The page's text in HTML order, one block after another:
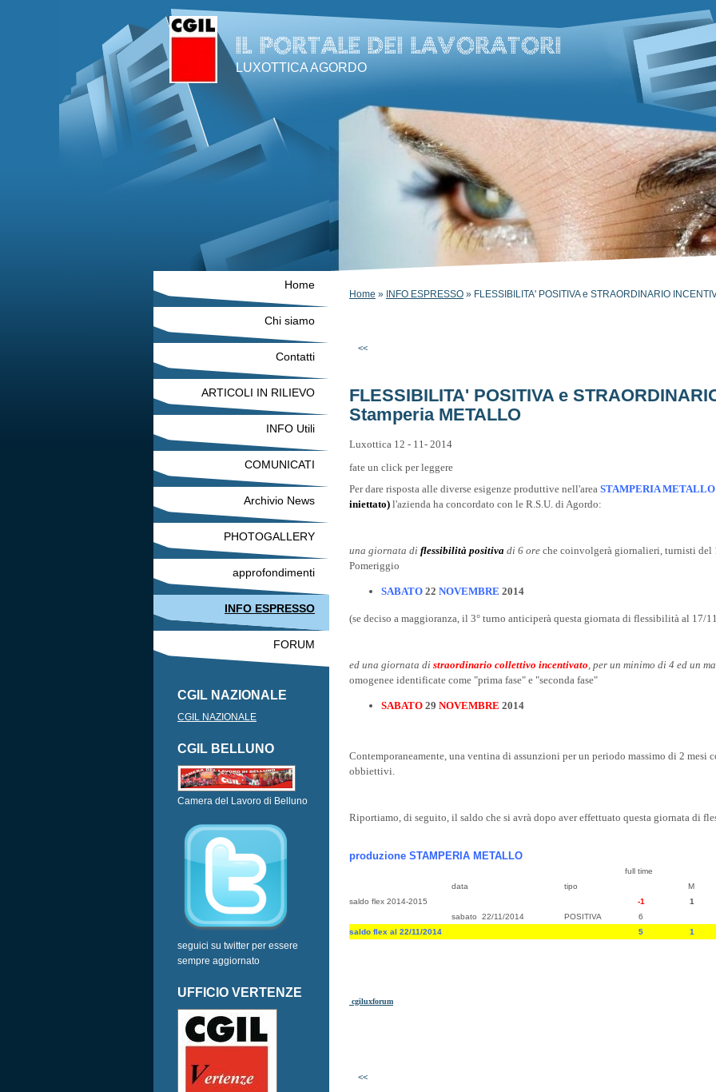
LUXOTTICA AGORDO
Home » INFO ESPRESSO » FLESSIBILITA' POSITIVA e STRAORDINARIO
<<
FLESSIBILITA' POSITIVA e
Stamperia METALLO
Luxottica 12 - 11- 2014
fate un click per leggere
Per dare risposta alle diverse esigenze produttive nell'area STAMPERIA
iniettato) l'azienda ha concordato con le R.S.U. di Agordo:
una giornata di flessibilità positiva di 6 ore che coinvolgerà giornalieri, turnisti del
Pomeriggio
SABATO 22 NOVEMBRE 2014
(se deciso a maggioranza, il 3° turno anticiperà questa giornata di flessibilità al 17/
ed una giornata di straordinario collettivo incentivato, per un minimo di 4 ed un
omogenee identificate come "prima fase" e "seconda fase"
SABATO 29 NOVEMBRE 2014
Contemporaneamente, una ventina di assunzioni per un periodo massimo di 2
obbiettivi.
Riportiamo, di seguito, il saldo che si avrà dopo aver effettuato questa giornata di
produzione STAMPERIA METALLO
full time
data
tipo
M
saldo flex 2014-2015
-1
1
sabato 22/11/2014
POSITIVA
6
saldo flex al 22/11/2014
5 1
cgiluxforum
<<
Home
Chi siamo
Contatti
ARTICOLI IN RILIEVO
INFO Utili
COMUNICATI
Archivio News
PHOTOGALLERY
approfondimenti
INFO ESPRESSO
FORUM
CGIL NAZIONALE
CGIL NAZIONALE
CGIL BELLUNO
Camera del Lavoro di Belluno
seguici su twitter per essere
sempre aggiornato
UFFICIO VERTENZE